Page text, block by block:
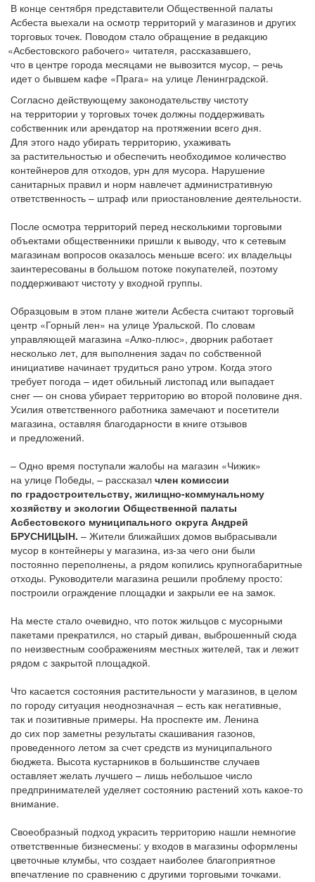
В конце сентября представители Общественной палаты
Асбеста выехали на осмотр территорий у магазинов и других
торговых точек. Поводом стало обращение в редакцию
«Асбестовскогорабочего» читателя, рассказавшего,
что в центре города месяцами не вывозится мусор, – речь
идет о бывшем кафе «Прага» на улице Ленинградской.
Согласно действующему законодательству чистоту
на территории у торговых точек должны поддерживать
собственник или арендатор на протяжении всего дня.
Для этого надо убирать территорию, ухаживать
за растительностью и обеспечить необходимое количество
контейнеров для отходов, урн для мусора. Нарушение
санитарных правил и норм навлечет административную
ответственность – штраф или приостановление деятельности.
После осмотра территорий перед несколькими торговыми
объектами общественники пришли к выводу, что к сетевым
магазинам вопросов оказалось меньше всего: их владельцы
заинтересованы в большом потоке покупателей, поэтому
поддерживают чистоту у входной группы.
Образцовым в этом плане жители Асбеста считают торговый
центр «Горный лен» на улице Уральской. По словам
управляющей магазина «Алко-плюс», дворник работает
несколько лет, для выполнения задач по собственной
инициативе начинает трудиться рано утром. Когда этого
требует погода – идет обильный листопад или выпадает
снег — он снова убирает территорию во второй половине дня.
Усилия ответственного работника замечают и посетители
магазина, оставляя благодарности в книге отзывов
и предложений.
– Одно время поступали жалобы на магазин «Чижик»
на улице Победы, – рассказал член комиссии
по градостроительству, жилищно-коммунальному
хозяйству и экологии Общественной палаты
Асбестовского муниципального округа Андрей
БРУСНИЦЫН. – Жители ближайших домов выбрасывали
мусор в контейнеры у магазина, из-за чего они были
постоянно переполнены, а рядом копились крупногабаритные
отходы. Руководители магазина решили проблему просто:
построили ограждение площадки и закрыли ее на замок.
На месте стало очевидно, что поток жильцов с мусорными
пакетами прекратился, но старый диван, выброшенный сюда
по неизвестным соображениям местных жителей, так и лежит
рядом с закрытой площадкой.
Что касается состояния растительности у магазинов, в целом
по городу ситуация неоднозначная – есть как негативные,
так и позитивные примеры. На проспекте им. Ленина
до сих пор заметны результаты скашивания газонов,
проведенного летом за счет средств из муниципального
бюджета. Высота кустарников в большинстве случаев
оставляет желать лучшего – лишь небольшое число
предпринимателей уделяет состоянию растений хоть какое-то
внимание.
Своеобразный подход украсить территорию нашли немногие
ответственные бизнесмены: у входов в магазины оформлены
цветочные клумбы, что создает наиболее благоприятное
впечатление по сравнению с другими торговыми точками.